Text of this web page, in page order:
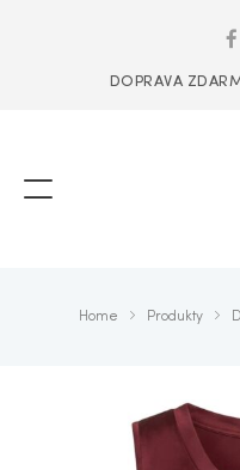
DOPRAVA
Home Produkty